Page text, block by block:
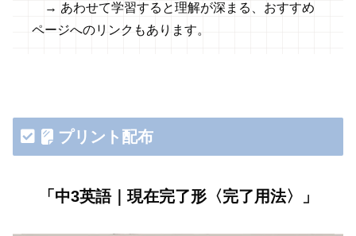
→ あわせて学習すると理解が深まる、おすすめ
ページへのリンクもあります。
プリント配布
「中3英語｜現在完了形〈完了用法〉」